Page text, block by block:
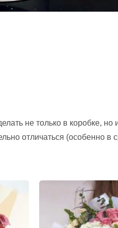
не только в коробке, но
отличаться (особенно